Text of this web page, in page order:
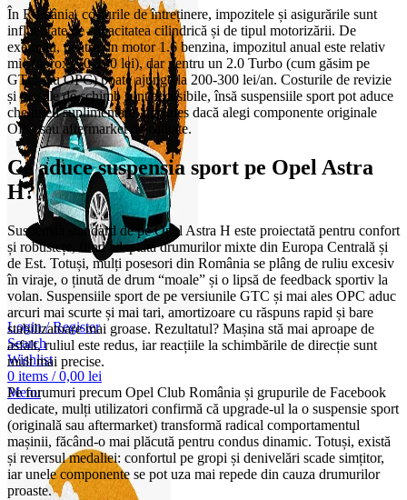
Login / Register
Search
Wishlist
0 items / 0,00 lei
Menu
În România, costurile de întreținere, impozitele și asigurările sunt
influențate de capacitatea cilindrică și de tipul motorizării. De
exemplu, pentru un motor 1.6 benzina, impozitul anual este relativ
mic (aprox. 70-100 lei), dar pentru un 2.0 Turbo (cum găsim pe
GTC sau OPC) poate ajunge la 200-300 lei/an. Costurile de revizie
și piesele de schimb sunt accesibile, însă suspensiile sport pot aduce
cheltuieli suplimentare, mai ales dacă alegi componente originale
OPC sau aftermarket de calitate.
Ce aduce suspensia sport pe Opel Astra
H?
Suspensia standard de pe Opel Astra H este proiectată pentru confort
și robustețe, fiind adaptată drumurilor mixte din Europa Centrală și
de Est. Totuși, mulți posesori din România se plâng de ruliu excesiv
în viraje, o ținută de drum “moale” și o lipsă de feedback sportiv la
volan. Suspensiile sport de pe versiunile GTC și mai ales OPC aduc
arcuri mai scurte și mai tari, amortizoare cu răspuns rapid și bare
stabilizatoare mai groase. Rezultatul? Mașina stă mai aproape de
asfalt, ruliul este redus, iar reacțiile la schimbările de direcție sunt
mult mai precise.
Pe forumuri precum Opel Club România și grupurile de Facebook
dedicate, mulți utilizatori confirmă că upgrade-ul la o suspensie sport
(originală sau aftermarket) transformă radical comportamentul
mașinii, făcând-o mai plăcută pentru condus dinamic. Totuși, există
și reversul medaliei: confortul pe gropi și denivelări scade simțitor,
iar unele componente se pot uza mai repede din cauza drumurilor
proaste.